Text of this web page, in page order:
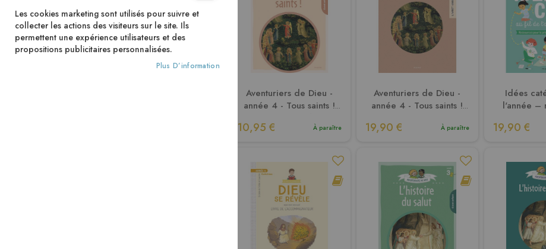
Aventuriers de Dieu -
année 4 - Tous saints !
10,95 € À paraître
Aventuriers de Dieu -
année 4 - Tous saints !
19,90 € À paraître
Idées
l'année –
19,90 €
Les cookies marketing sont utilisés pour suivre et
collecter les actions des visiteurs sur le site. Ils
permettent une expérience utilisateurs et des
propositions publicitaires personnalisées.
Plus D’information